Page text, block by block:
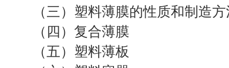
（三）塑料薄膜的性质和制造
（四）复合薄膜
（五）塑料薄板